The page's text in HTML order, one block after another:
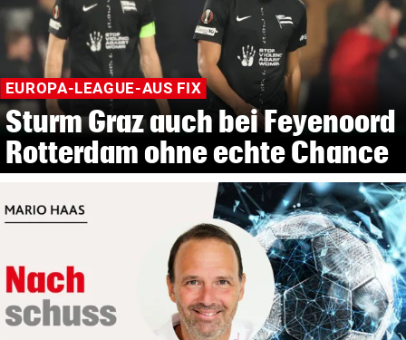
EUROPA-LEAGUE-AUS FIX
Sturm Graz auch bei Feyenoord
Rotterdam ohne echte Chance